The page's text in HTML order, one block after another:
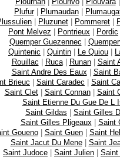
Plufur| Plumaudan|
| Pluzunet | Pommeret |
Pont Melvez | Pontrieux | Pordic
Quemper Guezennec |
Quintenic | Quintin | Le Quiou |
Rouillac | Ruca| Runan| Saint
Saint Andre Des Eaux | Saint
Brieuc | Saint Caradec | Saint
Saint Clet| Saint Connan| Saint
Saint Etienne Du Gue De L
Saint Gildas | Saint Gilles
Saint Gilles Pligeaux | Saint
Goueno| Saint Guen| Saint
Saint Jacut Du Mene| Saint
Saint Judoce | Saint Julien |